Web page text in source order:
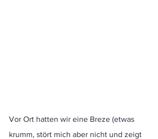
Vor Ort hatten wir eine Breze (etwas
krumm, stört mich aber nicht und zeigt